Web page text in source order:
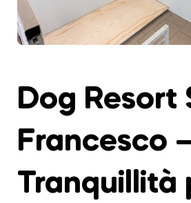
Dog Resort
Francesco –
Tranquillità